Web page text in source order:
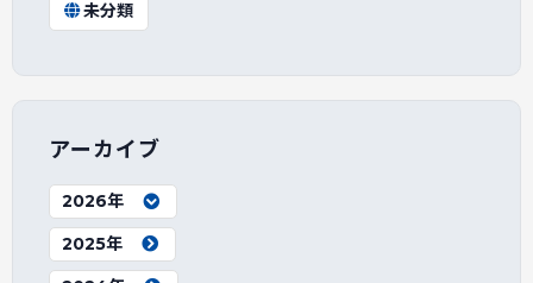
未分類
アーカイブ
2026年
2025年